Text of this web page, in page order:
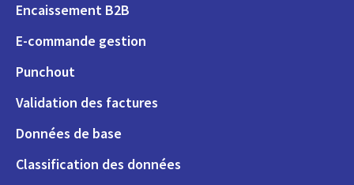
Encaissement B2B
E-commande gestion
Punchout
Validation des factures
Données de base
Classification des données